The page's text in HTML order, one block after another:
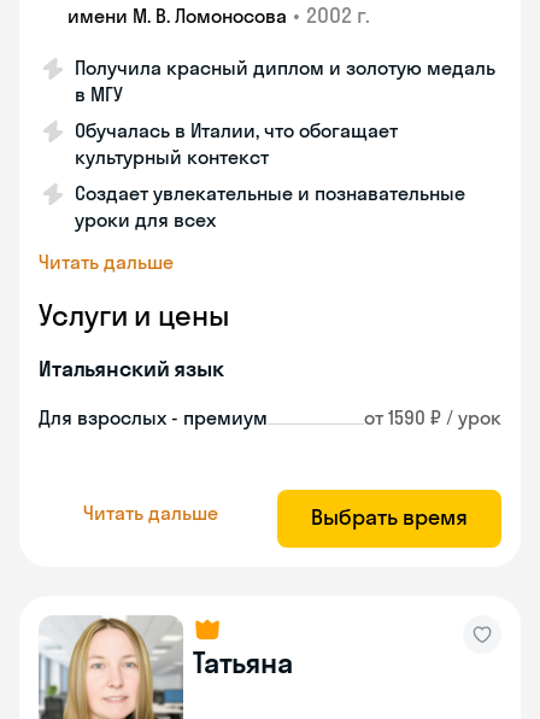
имени М. В. Ломоносова • 2002 г.
Получила красный диплом и золотую медаль
в МГУ
Обучалась в Италии, что обогащает
культурный контекст
Создает увлекательные и познавательные
уроки для всех
Читать дальше
Услуги и цены
Итальянский язык
Для взрослых - премиум от 1590 ₽ / урок
Читать дальше Выбрать время
Татьяна